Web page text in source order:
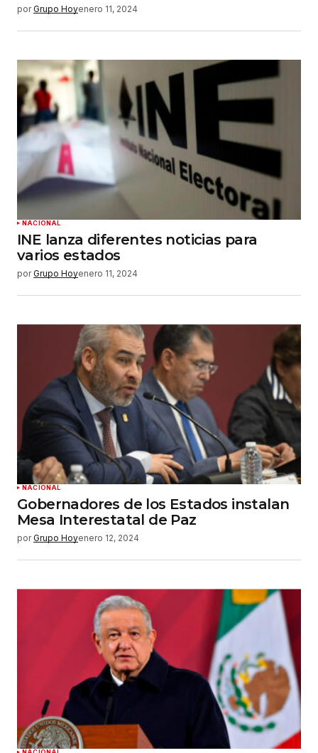
por Grupo Hoyenero 11, 2024
NACIONAL
INE lanza diferentes noticias para
varios estados
por Grupo Hoyenero 11, 2024
NACIONAL
Gobernadores de los Estados instalan
Mesa Interestatal de Paz
por Grupo Hoyenero 12, 2024